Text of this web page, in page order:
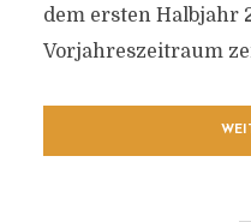
dem ersten Halbjahr
Vorjahreszeitraum